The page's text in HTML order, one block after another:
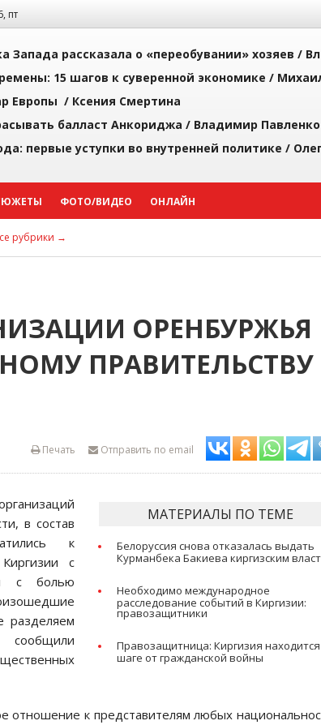
пт
Запада рассказала о «переобувании» хозяев /
15 шагов к суверенной экономике /
Европы / Ксения Смертина
балласт Анкориджа / Владимир Павленко
первые уступки во внутренней политике /
ФОТО/ВИДЕО ОНЛАЙН
рубрики →
ОРЕНБУРЖЬЯ
ПРАВИТЕЛЬСТВУ
Отправить по email
Печать
МАТЕРИАЛЫ ПО ТЕМЕ
Белоруссия снова отказалась выдать
Курманбека Бакиева киргизским
Необходимо международное
расследование событий в Киргизии:
правозащитники
Правозащитница: Киргизия
шаге от гражданской войны
в состав
к
с
с болью
разделяем
к представителям любых